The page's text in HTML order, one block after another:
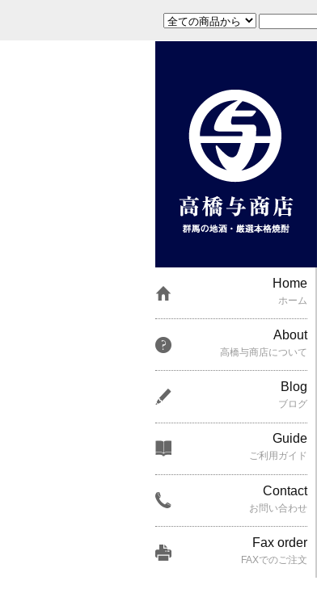
Home
ホーム
About
高橋与商店について
Blog
ブログ
Guide
ご利用ガイド
Contact
お問い合わせ
Fax order
FAXでのご注文